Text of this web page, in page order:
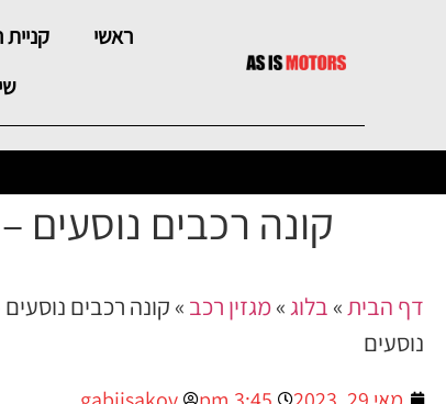
ראשי
קונה רכבים נוסעים
דף הבית» בלוג»מגזין רכב » קונה רכבים
נוסעים